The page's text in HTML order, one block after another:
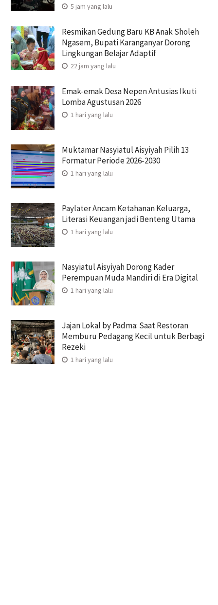
5 jam yang lalu
Resmikan Gedung Baru KB Anak Sholeh
Ngasem, Bupati Karanganyar Dorong
Lingkungan Belajar Adaptif
22 jam yang lalu
Emak-emak Desa Nepen Antusias Ikuti
Lomba Agustusan 2026
1 hari yang lalu
Muktamar Nasyiatul Aisyiyah Pilih 13
Formatur Periode 2026-2030
1 hari yang lalu
Paylater Ancam Ketahanan Keluarga,
Literasi Keuangan jadi Benteng Utama
1 hari yang lalu
Nasyiatul Aisyiyah Dorong Kader
Perempuan Muda Mandiri di Era Digital
1 hari yang lalu
Jajan Lokal by Padma: Saat Restoran
Memburu Pedagang Kecil untuk Berbagi
Rezeki
1 hari yang lalu